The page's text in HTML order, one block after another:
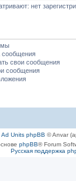
нет
сообщения
свои сообщения
сообщения
Ad Units phpBB © Anvar
phpBB® Forum
Русская поддержка